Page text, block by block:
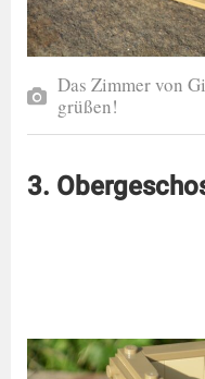
Das Zimmer von
grüßen!
3.